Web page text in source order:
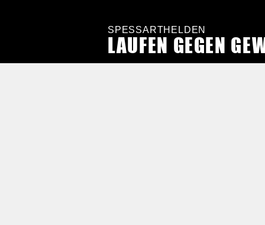
SPESSARTHELDEN
LAUFEN GEGEN